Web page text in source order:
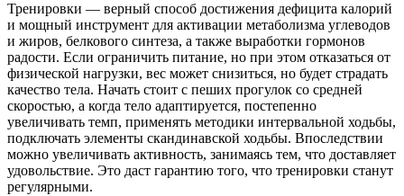
Тренировки — верный способ достижения дефицита калорий
и мощный инструмент для активации метаболизма углеводов
и жиров, белкового синтеза, а также выработки гормонов
радости. Если ограничить питание, но при этом отказаться от
физической нагрузки, вес может снизиться, но будет страдать
качество тела. Начать стоит с пеших прогулок со средней
скоростью, а когда тело адаптируется, постепенно
увеличивать темп, применять методики интервальной ходьбы,
подключать элементы скандинавской ходьбы. Впоследствии
можно увеличивать активность, занимаясь тем, что доставляет
удовольствие. Это даст гарантию того, что тренировки станут
регулярными.